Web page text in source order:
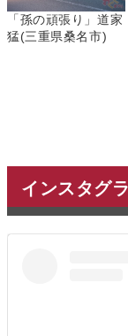
「孫の頑張り」道家
猛(三重県桑名市)
インスタグ